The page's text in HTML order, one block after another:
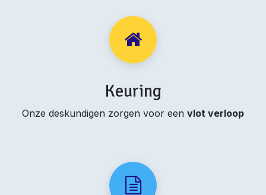
Keuring
Onze deskundigen zorgen voor een vlot verloop